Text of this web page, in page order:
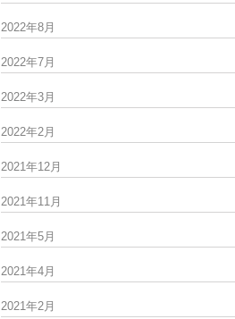
2022年8月
2022年7月
2022年3月
2022年2月
2021年12月
2021年11月
2021年5月
2021年4月
2021年2月